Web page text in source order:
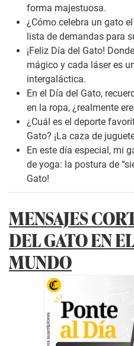
forma majestuosa.
¿Cómo celebra un gato
lista de demandas para
¡Feliz Día del Gato!
mágico y cada láser es
intergaláctica.
En el Día del Gato,
en la ropa, ¿realmente
¿Cuál es el deporte
Gato? ¡La caza de
En este día especial, mi
de yoga: la postura de
Gato!
MENSAJES
DEL GATO EN
MUNDO